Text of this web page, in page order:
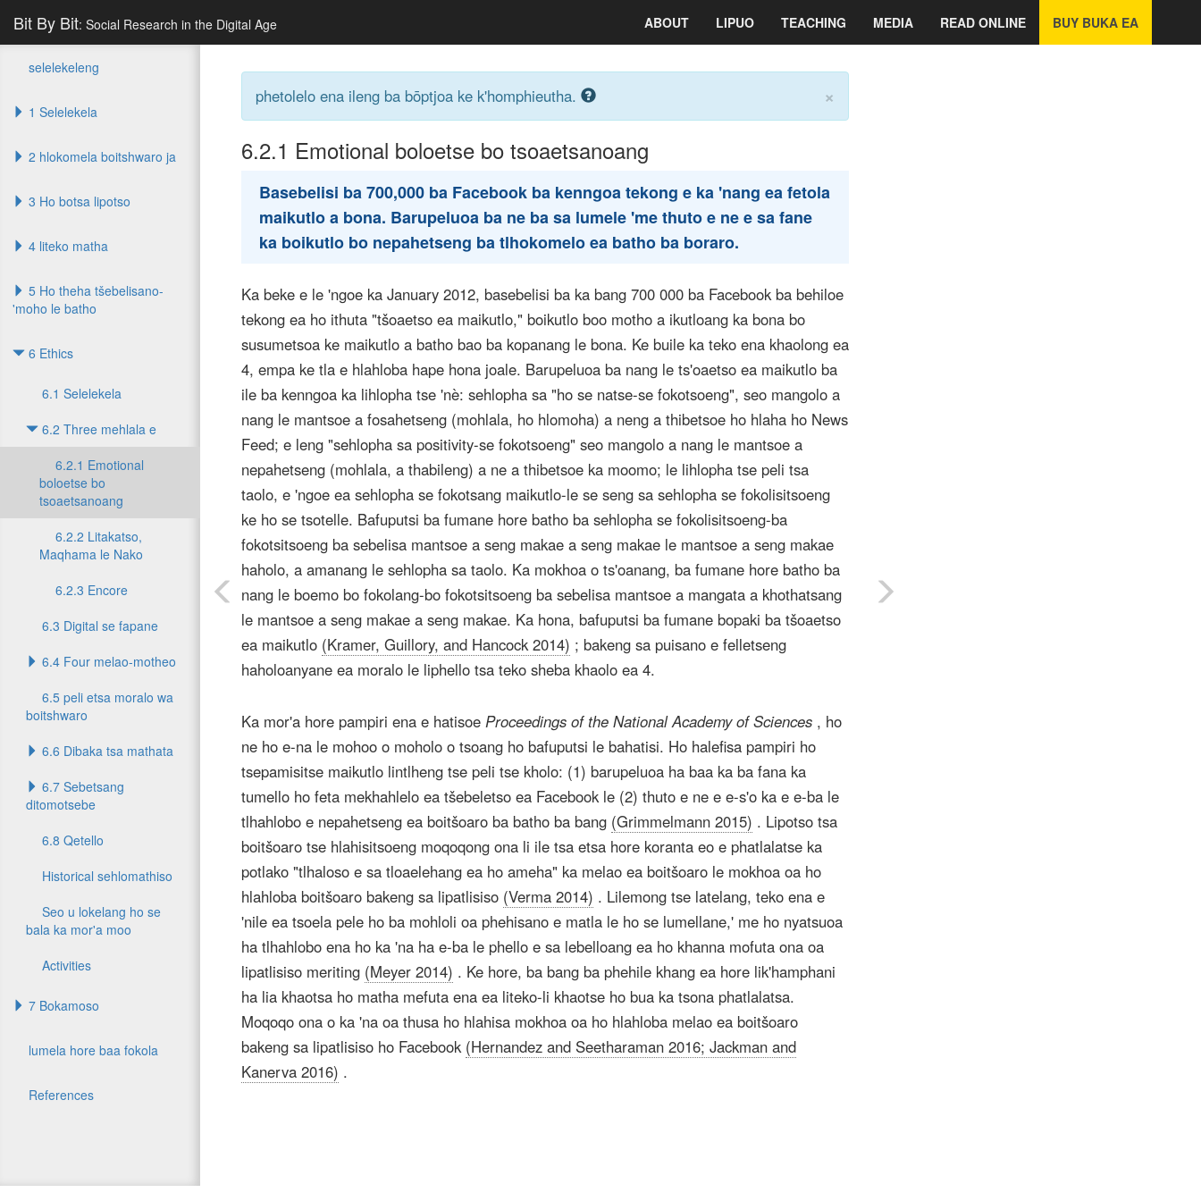
Bit By Bit: Social Research in the Digital Age ABOUT LIPUO TEACHING MEDIA READ ONLINE BUY BUKA EA
selelekeleng
1 Selelekela
2 hlokomela boitshwaro ja
3 Ho botsa lipotso
4 liteko matha
5 Ho theha tšebelisano-
'moho le batho
6 Ethics
6.1 Selelekela
6.2 Three mehlala e
6.2.1 Emotional
boloetse bo
tsoaetsanoang
6.2.2 Litakatso,
Maqhama le Nako
6.2.3 Encore
6.3 Digital se fapane
6.4 Four melao-motheo
6.5 peli etsa moralo wa
boitshwaro
6.6 Dibaka tsa mathata
6.7 Sebetsang
ditomotsebe
6.8 Qetello
Historical sehlomathiso
Seo u lokelang ho se
bala ka mor'a moo
Activities
7 Bokamoso
lumela hore baa fokola
References
phetolelo ena ileng ba bōptjoa ke k'homphieutha. ×
6.2.1 Emotional boloetse bo tsoaetsanoang
Basebelisi ba 700,000 ba Facebook ba kenngoa tekong e ka 'nang ea fetola
maikutlo a bona. Barupeluoa ba ne ba sa lumele 'me thuto e ne e sa fane
ka boikutlo bo nepahetseng ba tlhokomelo ea batho ba boraro.
Ka beke e le 'ngoe ka January 2012, basebelisi ba ka bang 700 000 ba Facebook ba behiloe
tekong ea ho ithuta "tšoaetso ea maikutlo," boikutlo boo motho a ikutloang ka bona bo
susumetsoa ke maikutlo a batho bao ba kopanang le bona. Ke buile ka teko ena khaolong ea
4, empa ke tla e hlahloba hape hona joale. Barupeluoa ba nang le ts'oaetso ea maikutlo ba
ile ba kenngoa ka lihlopha tse 'nè: sehlopha sa "ho se natse-se fokotsoeng", seo mangolo a
nang le mantsoe a fosahetseng (mohlala, ho hlomoha) a neng a thibetsoe ho hlaha ho News
Feed; e leng "sehlopha sa positivity-se fokotsoeng" seo mangolo a nang le mantsoe a
nepahetseng (mohlala, a thabileng) a ne a thibetsoe ka moomo; le lihlopha tse peli tsa
taolo, e 'ngoe ea sehlopha se fokotsang maikutlo-le se seng sa sehlopha se fokolisitsoeng
ke ho se tsotelle. Bafuputsi ba fumane hore batho ba sehlopha se fokolisitsoeng-ba
fokotsitsoeng ba sebelisa mantsoe a seng makae a seng makae le mantsoe a seng makae
haholo, a amanang le sehlopha sa taolo. Ka mokhoa o ts'oanang, ba fumane hore batho ba
nang le boemo bo fokolang-bo fokotsitsoeng ba sebelisa mantsoe a mangata a khothatsang
le mantsoe a seng makae a seng makae. Ka hona, bafuputsi ba fumane bopaki ba tšoaetso
ea maikutlo (Kramer, Guillory, and Hancock 2014) ; bakeng sa puisano e felletseng
haholoanyane ea moralo le liphello tsa teko sheba khaolo ea 4.
Ka mor'a hore pampiri ena e hatisoe Proceedings of the National Academy of Sciences , ho
ne ho e-na le mohoo o moholo o tsoang ho bafuputsi le bahatisi. Ho halefisa pampiri ho
tsepamisitse maikutlo lintlheng tse peli tse kholo: (1) barupeluoa ha baa ka ba fana ka
tumello ho feta mekhahlelo ea tšebeletso ea Facebook le (2) thuto e ne e e-s'o ka e e-ba le
tlhahlobo e nepahetseng ea boitšoaro ba batho ba bang (Grimmelmann 2015) . Lipotso tsa
boitšoaro tse hlahisitsoeng moqoqong ona li ile tsa etsa hore koranta eo e phatlalatse ka
potlako "tlhaloso e sa tloaelehang ea ho ameha" ka melao ea boitšoaro le mokhoa oa ho
hlahloba boitšoaro bakeng sa lipatlisiso (Verma 2014) . Lilemong tse latelang, teko ena e
'nile ea tsoela pele ho ba mohloli oa phehisano e matla le ho se lumellane,' me ho nyatsuoa
ha tlhahlobo ena ho ka 'na ha e-ba le phello e sa lebelloang ea ho khanna mofuta ona oa
lipatlisiso meriting (Meyer 2014) . Ke hore, ba bang ba phehile khang ea hore lik'hamphani
ha lia khaotsa ho matha mefuta ena ea liteko-li khaotse ho bua ka tsona phatlalatsa.
Moqoqo ona o ka 'na oa thusa ho hlahisa mokhoa oa ho hlahloba melao ea boitšoaro
bakeng sa lipatlisiso ho Facebook (Hernandez and Seetharaman 2016; Jackman and
Kanerva 2016) .